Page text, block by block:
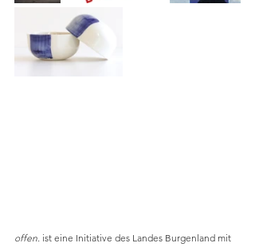
offen. ist eine Initiative des Landes Burgenland mit